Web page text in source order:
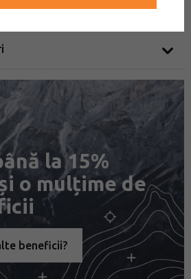
la 15%
o mulțime de
beneficii?